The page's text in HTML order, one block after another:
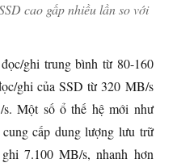
cao gấp nhiều lần so với
ghi trung bình từ 80-160
ghi của SSD từ 320 MB/s
Một số ổ thế hệ mới như
cấp dung lượng lưu trữ
7.100 MB/s, nhanh hơn